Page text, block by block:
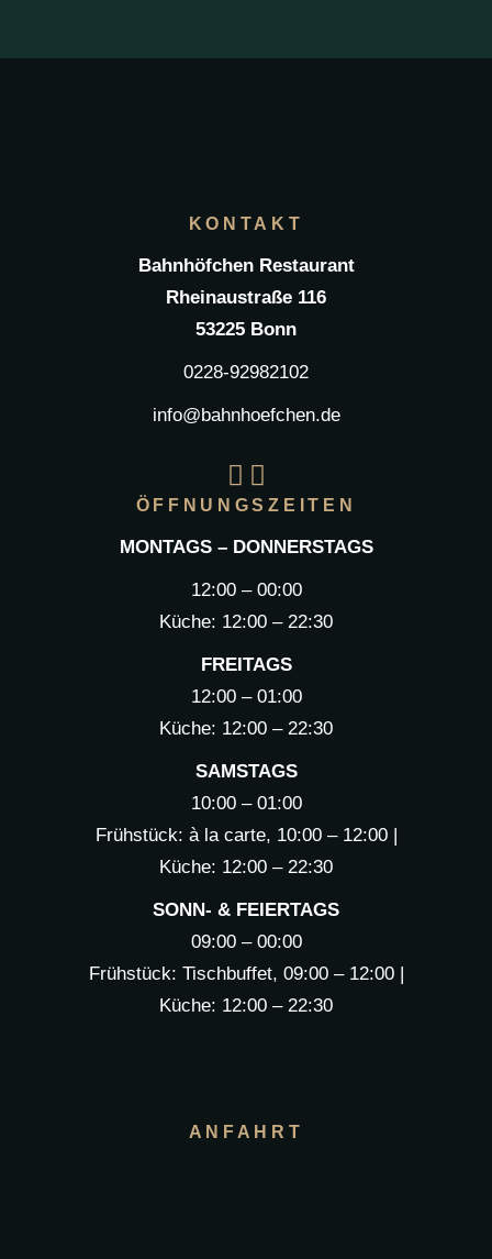
KONTAKT
Bahnhöfchen Restaurant
Rheinaustraße 116
53225 Bonn
0228-92982102
info@bahnhoefchen.de
ÖFFNUNGSZEITEN
MONTAGS – DONNERSTAGS
12:00 – 00:00
Küche: 12:00 – 22:30
FREITAGS
12:00 – 01:00
Küche: 12:00 – 22:30
SAMSTAGS
10:00 – 01:00
Frühstück: à la carte, 10:00 – 12:00 |
Küche: 12:00 – 22:30
SONN- & FEIERTAGS
09:00 – 00:00
Frühstück: Tischbuffet, 09:00 – 12:00 |
Küche: 12:00 – 22:30
ANFAHRT